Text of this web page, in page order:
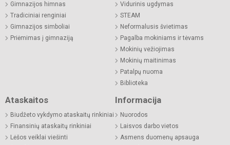
Gimnazijos himnas
Tradiciniai renginiai
Gimnazijos simboliai
Priėmimas į gimnaziją
Vidurinis ugdymas
STEAM
Neformalusis švietimas
Pagalba mokiniams ir tėvams
Mokinių vežiojimas
Mokinių maitinimas
Patalpų nuoma
Biblioteka
Ataskaitos
Biudžeto vykdymo ataskaitų rinkiniai
Finansinių ataskaitų rinkiniai
Lėšos veiklai viešinti
Informacija
Nuorodos
Laisvos darbo vietos
Asmens duomenų apsauga